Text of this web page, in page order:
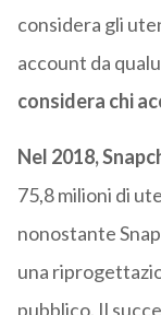
considera gli
account da
considera chi
Nel 2018,
75,8 milioni di
nonostante
una
pubblico. Il